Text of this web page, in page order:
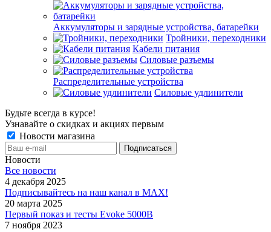
Аккумуляторы и зарядные устройства, батарейки
Тройники, переходники
Кабели питания
Силовые разъемы
Распределительные устройства
Силовые удлинители
Будьте всегда в курсе!
Узнавайте о скидках и акциях первым
Новости магазина
Новости
Все новости
4 декабря 2025
Подписывайтесь на наш канал в MAX!
20 марта 2025
Первый показ и тесты Evoke 5000B
7 ноября 2023